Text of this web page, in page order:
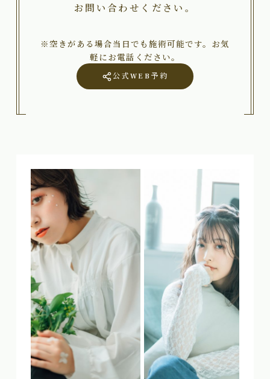
お問い合わせください。
※空きがある場合当日でも施術可能です。お気
軽にお電話ください。
公式WEB予約